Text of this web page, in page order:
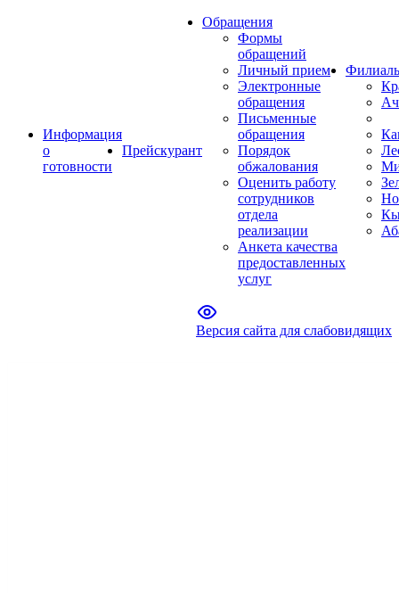
Информация
о
готовности
Прейскурант
Обращения
Формы
обращений
Личный прием
Электронные
обращения
Письменные
обращения
Порядок
обжалования
Оценить работу
сотрудников
отдела
реализации
Анкета качества
предоставленных
услуг
Версия сайта для слабовидящих